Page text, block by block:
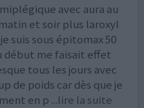
avec aura au
et soir plus laroxyl
suis sous épitomax 50
début me faisait effet
tous les jours avec
de poids car dès que je
en p ...lire la suite